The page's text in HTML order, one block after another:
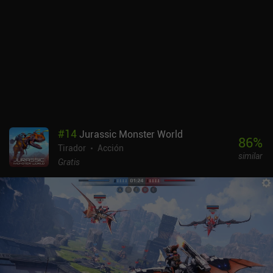
#14 Jurassic Monster World
Tirador
Acción
Gratis
86%
similar